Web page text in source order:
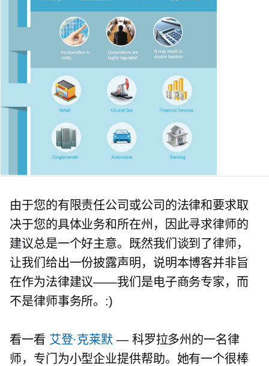
由于您的有限责任公司或公司的法律和要求取
决于您的具体业务和所在州，因此寻求律师的
建议总是一个好主意。既然我们谈到了律师，
让我们给出一份披露声明，说明本博客并非旨
在作为法律建议——我们是电子商务专家，而
不是律师事务所。:)
看一看 艾登·克莱默 — 科罗拉多州的一名律
师，专门为小型企业提供帮助。她有一个很棒